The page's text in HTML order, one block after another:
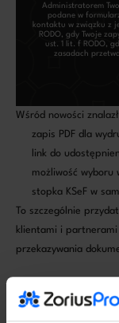
Administratorem
podane w
kontaktu w związku z
RODO, gdy Twoje
ust. 1 lit. f RODO,
zasadach
Wśród nowości
zapis PDF dla
link do
możliwość wyboru
stopka KSeF w
To szczególnie
klientami i
przekazywania
Zmiany
użytkownika